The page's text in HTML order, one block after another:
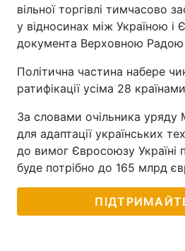
вільної торгівлі тимчасово
у відносинах між Україною і
документа Верховною Радою
Політична частина набере
ратифікації усіма 28
За словами очільника уряду
для адаптації українських
до вимог Євросоюзу Україні
буде потрібно до 165 млрд